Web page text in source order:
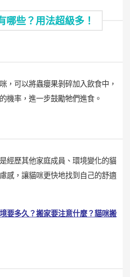
哪些？用法超級多！
，可以將蟲癭果剝碎加入飲食中，
機率，進一步鼓勵牠們進食。
經歷其他家庭成員、環境變化的貓
感，讓貓咪更快地找到自己的舒適
要多久？搬家要注意什麼？貓咪搬